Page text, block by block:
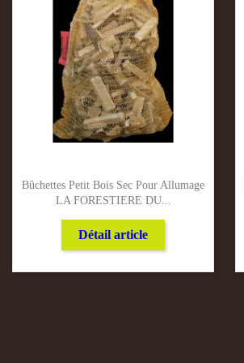
Bûchettes Petit Bois Sec Pour Allumage
LA FORESTIERE DU...
Détail article